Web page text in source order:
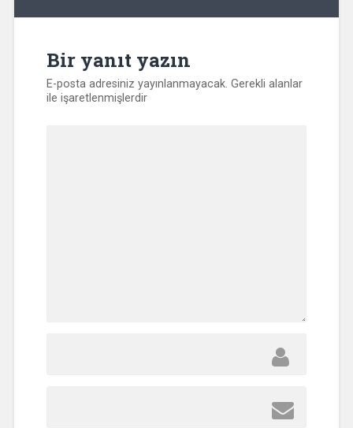
Bir yanıt yazın
E-posta adresiniz yayınlanmayacak. Gerekli alanlar
ile işaretlenmişlerdir